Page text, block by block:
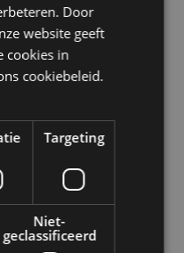
de agrarische
bouwbedrijven.
en
inzetten op meer
kies er dan voor
Door
website geeft
cookies in
cookiebeleid.
Targeting
Niet-
geclassificeerd